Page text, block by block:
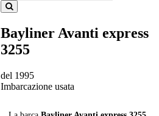
Bayliner Avanti express
3255
del 1995
Imbarcazione usata